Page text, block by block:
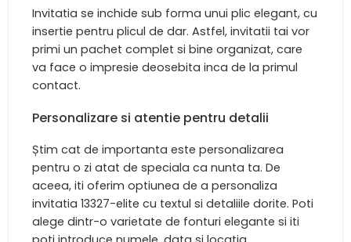
Invitatia se inchide sub forma unui plic elegant, cu
insertie pentru plicul de dar. Astfel, invitatii tai vor
primi un pachet complet si bine organizat, care
va face o impresie deosebita inca de la primul
contact.
Personalizare si atentie pentru detalii
Știm cat de importanta este personalizarea
pentru o zi atat de speciala ca nunta ta. De
aceea, iti oferim optiunea de a personaliza
invitatia 13327-elite cu textul si detaliile dorite. Poti
alege dintr-o varietate de fonturi elegante si iti